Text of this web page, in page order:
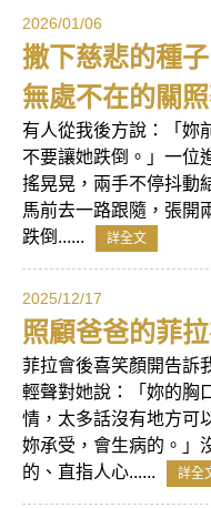
2026/01/06
撒下慈悲的種
無處不在的關
有人從我後方說：「妳
不要讓她跌倒。」一位
搖晃晃，兩手不停抖動
馬前去一路跟隨，張開
跌倒......
詳全文
2025/12/17
照顧爸爸的菲
菲拉會後喜笑顏開告訴
輕聲對她說：「妳的胸
情，太多話沒有地方可
妳承受，會生病的。」
的、直指人心......
詳全